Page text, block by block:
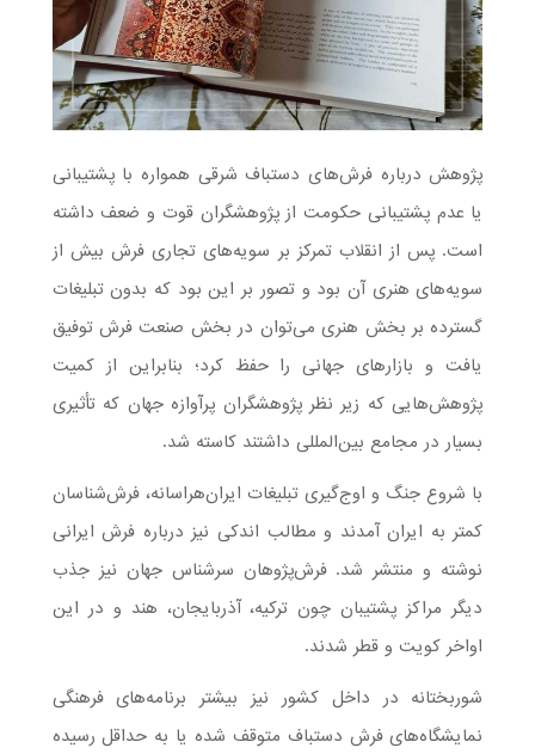
پژوهش درباره‌ فرش‌هاى دستباف شرقى همواره با پشتیبانی
یا عدم پشتیبانی حكومت از پژوهشگران قوت و ضعف داشته
است. پس از انقلاب تمرکز بر سویه‌های تجاری فرش بیش از
سویه‌های هنری آن بود و تصور بر این بود که بدون تبلیغات
گسترده بر بخش هنری می‌توان در بخش صنعت فرش توفیق
یافت و بازارهای جهانی را حفظ کرد؛ بنابراین از کمیت
پژوهش‌هایی که زیر نظر پژوهشگران پرآوازه جهان که تأثیری
بسیار در مجامع بین‌المللی داشتند کاسته شد.
با شروع جنگ و اوج‌گیری تبلیغات ایران‌هراسانه، فرش‌شناسان
کمتر به ایران آمدند و مطالب اندکی نیز درباره فرش ایرانی
نوشته و منتشر شد. فرش‌‌پژوهان سرشناس جهان نیز جذب
دیگر مراکز پشتیبان چون ترکیه، آذربایجان، هند و در این
اواخر کویت و قطر شدند.
شوربختانه در داخل کشور نیز بیشتر برنامه‌های فرهنگی
نمایشگاه‌های فرش دستباف متوقف شده یا به حداقل رسیده